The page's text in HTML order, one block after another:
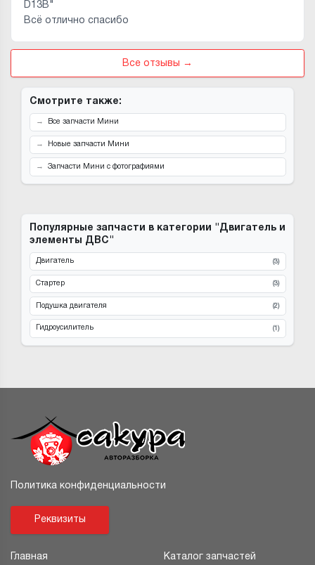
D13B"
Всё отлично спасибо
Все отзывы →
Смотрите также:
Все запчасти Мини
Новые запчасти Мини
Запчасти Мини с фотографиями
Популярные запчасти в категории "Двигатель и
элементы ДВС"
Двигатель (3)
Стартер (3)
Подушка двигателя (2)
Гидроусилитель (1)
Политика конфиденциальности
Реквизиты
Главная Каталог запчастей